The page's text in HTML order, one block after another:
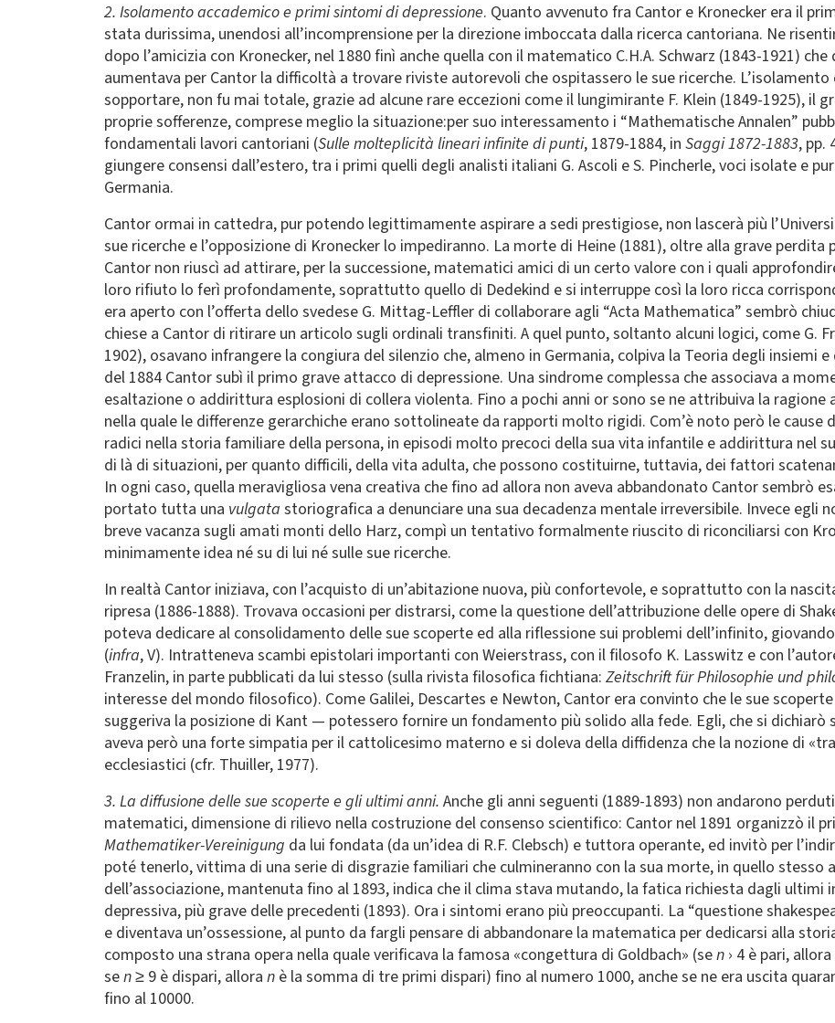
2. Isolamento accademico e primi sintomi di depressione. Quanto avvenuto fra Cantor e Kronecker era il
stata durissima, unendosi all’incomprensione per la direzione imboccata dalla ricerca cantoriana. Ne
dopo l’amicizia con Kronecker, nel 1880 finì anche quella con il matematico C.H.A. Schwarz (1843-1921)
aumentava per Cantor la difficoltà a trovare riviste autorevoli che ospitassero le sue ricerche.
sopportare, non fu mai totale, grazie ad alcune rare eccezioni come il lungimirante F. Klein (1849-1925), il
proprie sofferenze, comprese meglio la situazione:per suo interessamento i “Mathematische Annalen”
fondamentali lavori cantoriani (Sulle molteplicità lineari infinite di punti, 1879-1884, in Saggi 1872-1883, pp.
giungere consensi dall’estero, tra i primi quelli degli analisti italiani G. Ascoli e S. Pincherle, voci isolate e
Germania.
Cantor ormai in cattedra, pur potendo legittimamente aspirare a sedi prestigiose, non lascerà più
sue ricerche e l’opposizione di Kronecker lo impediranno. La morte di Heine (1881), oltre alla grave perdita
Cantor non riuscì ad attirare, per la successione, matematici amici di un certo valore con i quali
loro rifiuto lo ferì profondamente, soprattutto quello di Dedekind e si interruppe così la loro ricca
era aperto con l’offerta dello svedese G. Mittag-Leffler di collaborare agli “Acta Mathematica” sembrò
chiese a Cantor di ritirare un articolo sugli ordinali transfiniti. A quel punto, soltanto alcuni logici, come G.
1902), osavano infrangere la congiura del silenzio che, almeno in Germania, colpiva la Teoria degli insiemi
del 1884 Cantor subì il primo grave attacco di depressione. Una sindrome complessa che associava a
esaltazione o addirittura esplosioni di collera violenta. Fino a pochi anni or sono se ne attribuiva la
nella quale le differenze gerarchiche erano sottolineate da rapporti molto rigidi. Com’è noto però le cause
radici nella storia familiare della persona, in episodi molto precoci della sua vita infantile e addirittura nel
di là di situazioni, per quanto difficili, della vita adulta, che possono costituirne, tuttavia, dei fattori
In ogni caso, quella meravigliosa vena creativa che fino ad allora non aveva abbandonato Cantor sembrò
portato tutta una vulgata storiografica a denunciare una sua decadenza mentale irreversibile. Invece egli
breve vacanza sugli amati monti dello Harz, compì un tentativo formalmente riuscito di riconciliarsi con
minimamente idea né su di lui né sulle sue ricerche.
In realtà Cantor iniziava, con l’acquisto di un’abitazione nuova, più confortevole, e soprattutto con la
ripresa (1886-1888). Trovava occasioni per distrarsi, come la questione dell’attribuzione delle opere di
poteva dedicare al consolidamento delle sue scoperte ed alla riflessione sui problemi dell’infinito,
(infra, V). Intratteneva scambi epistolari importanti con Weierstrass, con il filosofo K. Lasswitz e con
Franzelin, in parte pubblicati da lui stesso (sulla rivista filosofica fichtiana: Zeitschrift für Philosophie und
interesse del mondo filosofico). Come Galilei, Descartes e Newton, Cantor era convinto che le sue
suggeriva la posizione di Kant — potessero fornire un fondamento più solido alla fede. Egli, che si dichiarò
aveva però una forte simpatia per il cattolicesimo materno e si doleva della diffidenza che la nozione di
ecclesiastici (cfr. Thuiller, 1977).
3. La diffusione delle sue scoperte e gli ultimi anni. Anche gli anni seguenti (1889-1893) non andarono
matematici, dimensione di rilievo nella costruzione del consenso scientifico: Cantor nel 1891 organizzò il
Mathematiker-Vereinigung da lui fondata (da un’idea di R.F. Clebsch) e tuttora operante, ed invitò per
poté tenerlo, vittima di una serie di disgrazie familiari che culmineranno con la sua morte, in quello stesso
dell’associazione, mantenuta fino al 1893, indica che il clima stava mutando, la fatica richiesta dagli ultimi
depressiva, più grave delle precedenti (1893). Ora i sintomi erano più preoccupanti. La “questione
e diventava un’ossessione, al punto da fargli pensare di abbandonare la matematica per dedicarsi alla
composto una strana opera nella quale verificava la famosa «congettura di Goldbach» (sen › 4 è pari, allora
sen≥ 9 è dispari, allora n è la somma di tre primi dispari) fino al numero 1000, anche se ne era uscita
fino al 10000.